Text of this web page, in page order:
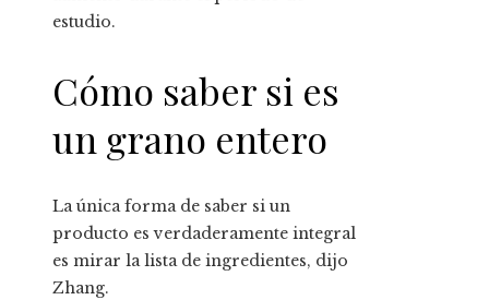
estudio.
Cómo saber si es
un grano entero
La única forma de saber si un
producto es verdaderamente integral
es mirar la lista de ingredientes, dijo
Zhang.